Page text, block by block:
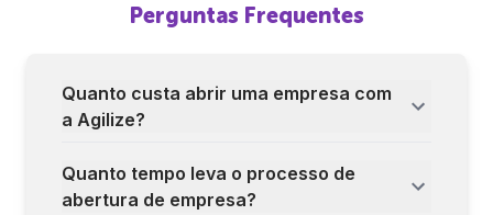
Perguntas Frequentes
Quanto custa abrir uma empresa com
a Agilize?
Quanto tempo leva o processo de
abertura de empresa?